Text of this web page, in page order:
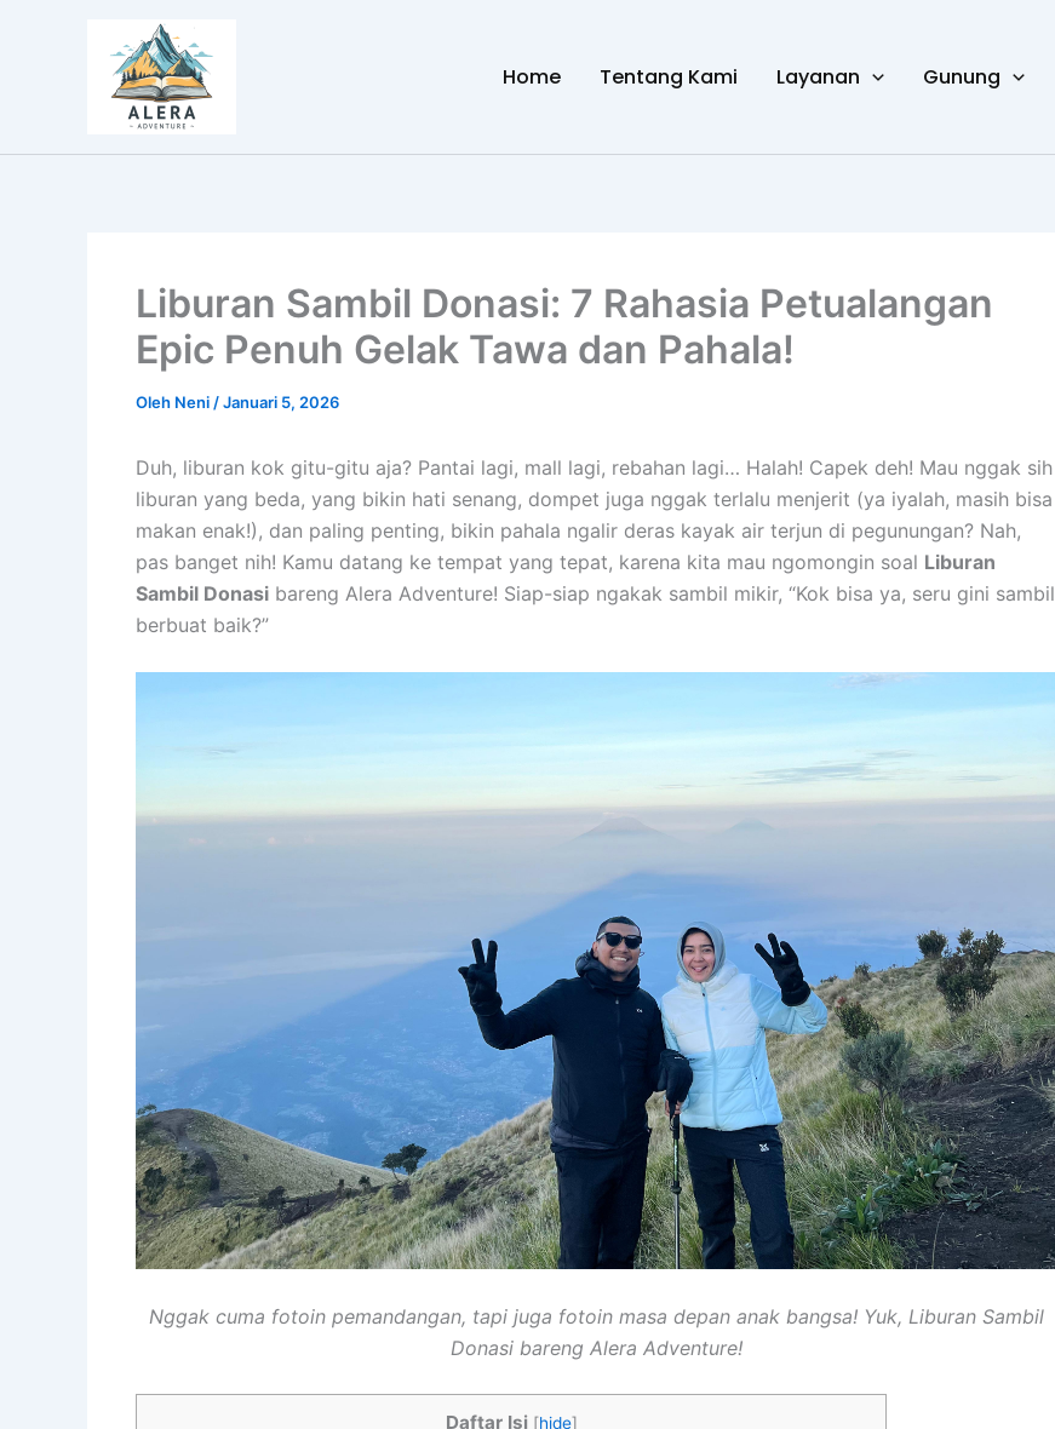
Home Tentang Kami Layanan Gunung
Liburan Sambil Donasi: 7 Rahasia Petualangan
Epic Penuh Gelak Tawa dan Pahala!
Oleh Neni /Januari 5, 2026
Duh, liburan kok gitu-gitu aja? Pantai lagi, mall lagi, rebahan lagi… Halah! Capek deh! Mau nggak sih
liburan yang beda, yang bikin hati senang, dompet juga nggak terlalu menjerit (ya iyalah, masih bisa
makan enak!), dan paling penting, bikin pahala ngalir deras kayak air terjun di pegunungan? Nah,
pas banget nih! Kamu datang ke tempat yang tepat, karena kita mau ngomongin soal Liburan
Sambil Donasi bareng Alera Adventure! Siap-siap ngakak sambil mikir, “Kok bisa ya, seru gini sambil
berbuat baik?”
Nggak cuma fotoin pemandangan, tapi juga fotoin masa depan anak bangsa! Yuk, Liburan Sambil
Donasi bareng Alera Adventure!
Daftar Isi [hide]